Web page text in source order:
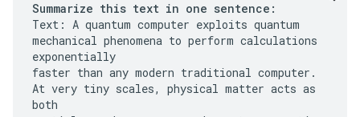
Summarize this text in one sentence:
Text: A quantum computer exploits quantum
mechanical phenomena to perform calculations
exponentially
faster than any modern traditional computer.
At very tiny scales, physical matter acts as
both